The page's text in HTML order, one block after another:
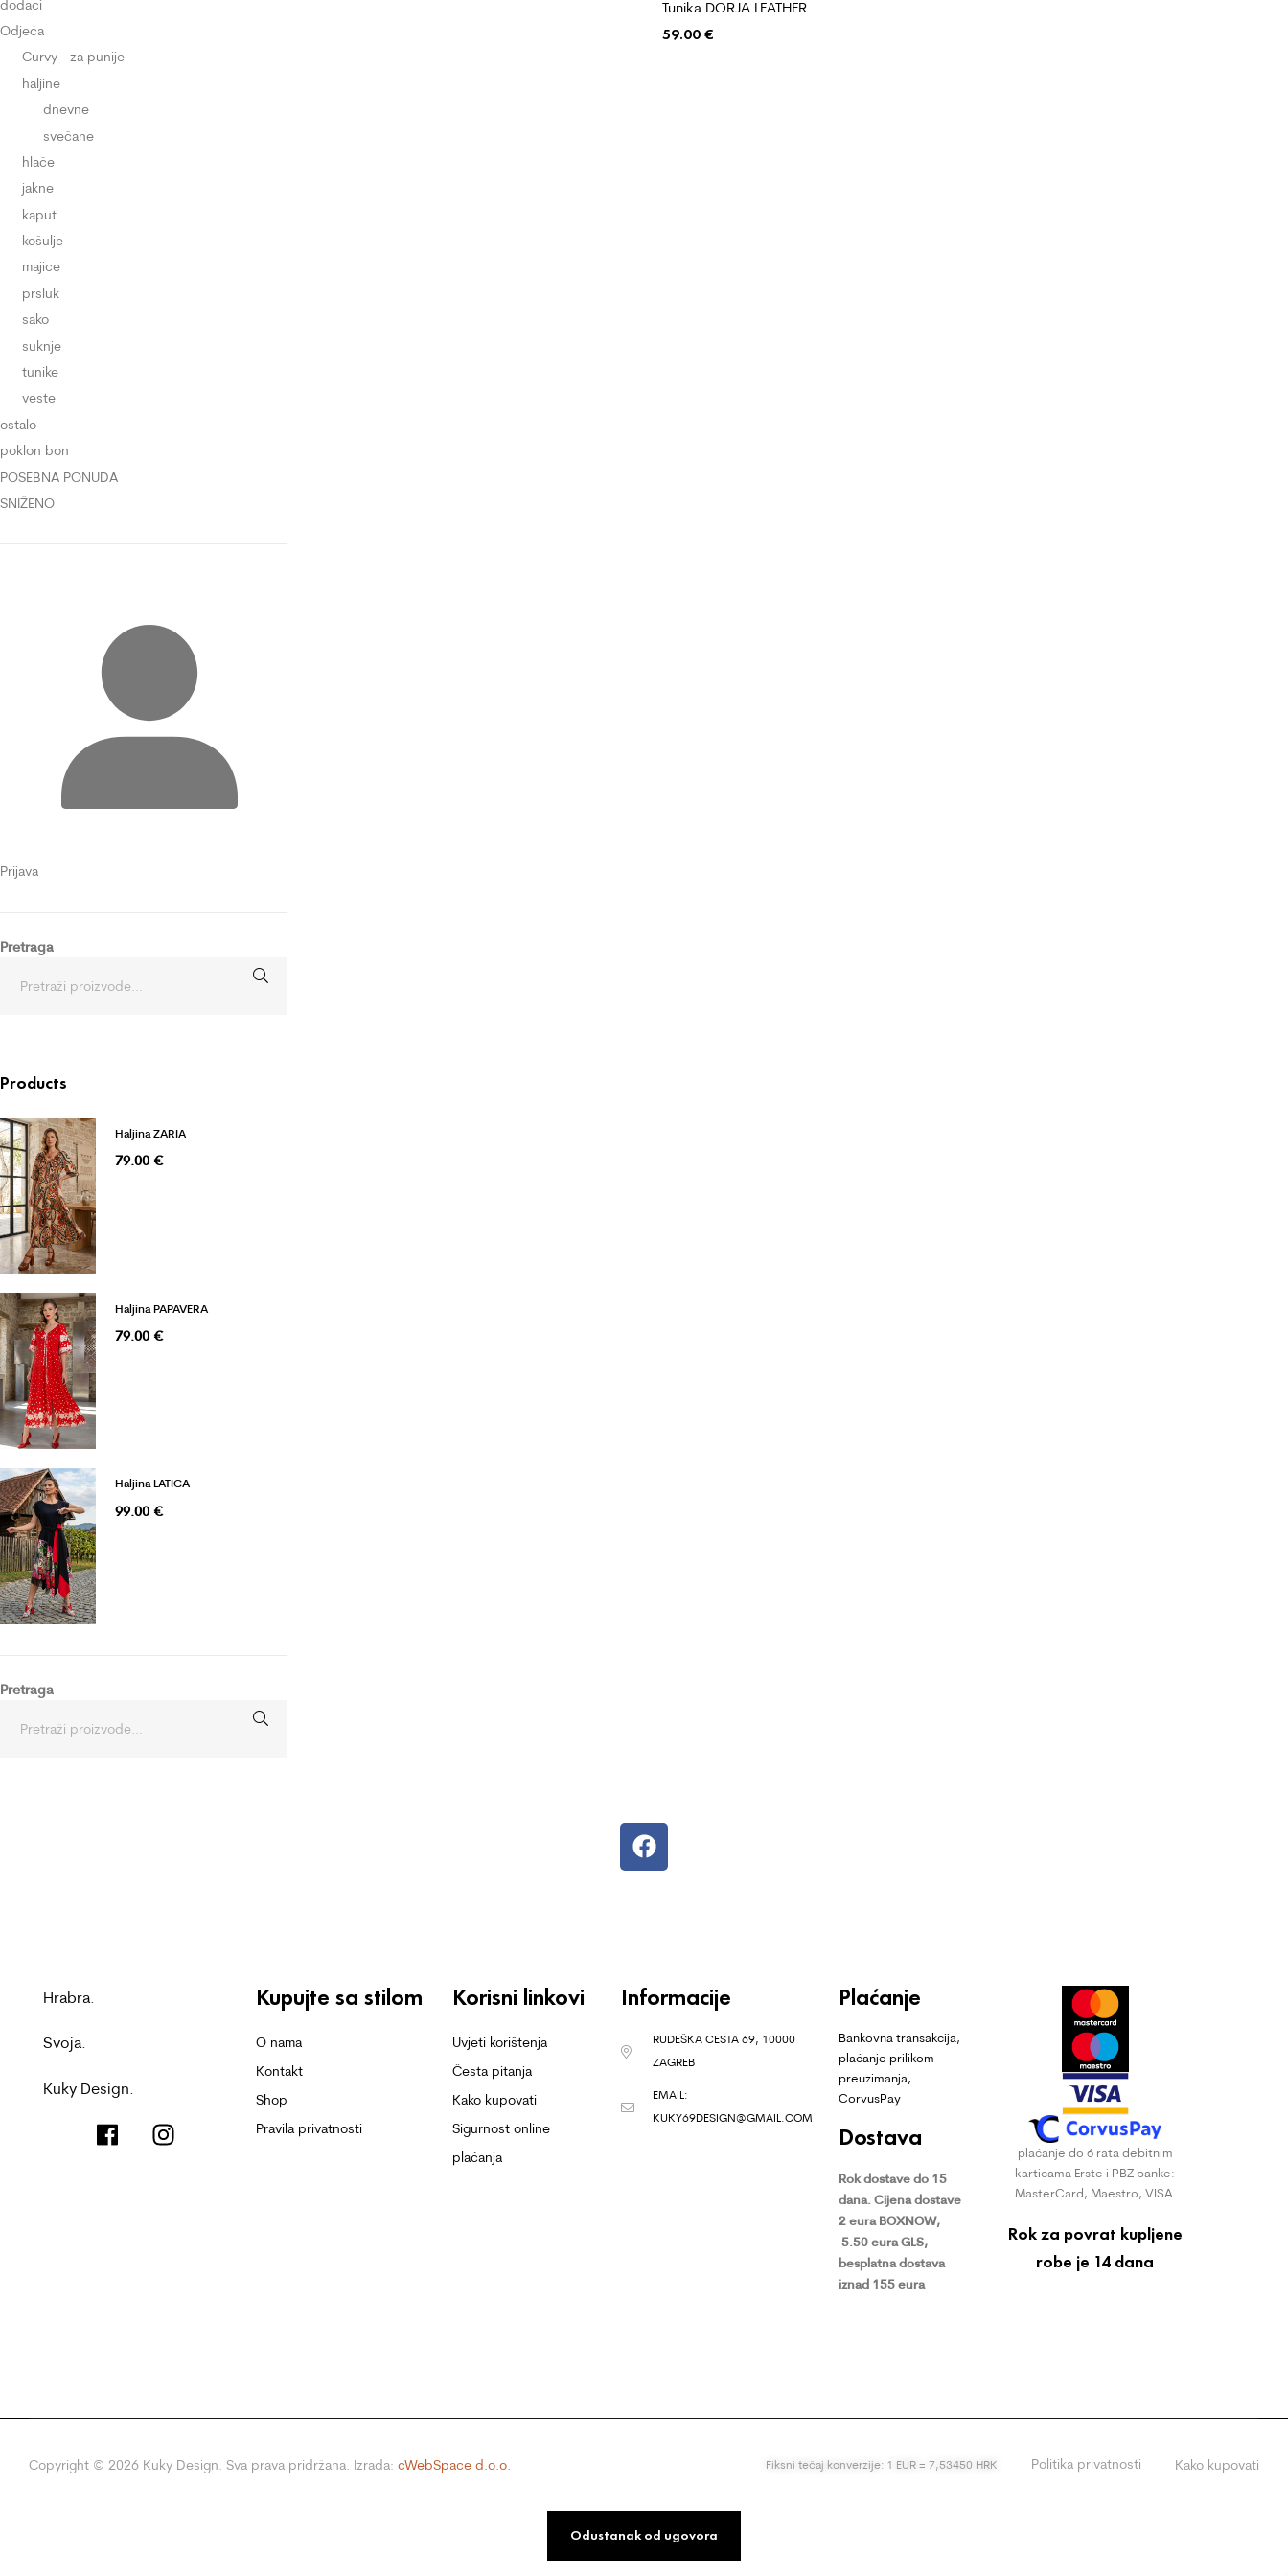
Tunika DORJA LEATHER
59.00€
dodaci
Odjeća
Curvy - za punije
haljine
dnevne
svečane
hlače
jakne
kaput
košulje
majice
prsluk
sako
suknje
tunike
veste
ostalo
poklon bon
POSEBNA PONUDA
SNIŽENO
Prijava
Pretraga
Products
Haljina ZARIA
79.00 €
Haljina PAPAVERA
79.00 €
Haljina LATICA
99.00 €
Pretraga
Hrabra.
Svoja.
Kuky Design.
Kupujte sa stilom
O nama
Kontakt
Shop
Pravila privatnosti
Korisni linkovi
Uvjeti korištenja
Česta pitanja
Kako kupovati
Sigurnost online
plaćanja
Informacije
RUDEŠKA CESTA 69, 10000
ZAGREB
EMAIL:
KUKY69DESIGN@GMAIL.COM
Plaćanje
Bankovna transakcija,
plaćanje prilikom
preuzimanja,
CorvusPay
Dostava
Rok dostave do 15
dana. Cijena dostave
2 eura BOXNOW,
5.50 eura GLS,
besplatna dostava
iznad 155 eura
plaćanje do 6 rata debitnim
karticama Erste i PBZ banke:
MasterCard, Maestro, VISA
Rok za povrat kupljene
robe je 14 dana
Copyright © 2026 Kuky Design. Sva prava pridržana. Izrada: cWebSpace d.o.o. Fiksni tečaj konverzije: 1 EUR = 7,53450 HRK Politika privatnosti Kako kupovati
Odustanak od ugovora